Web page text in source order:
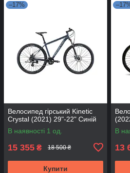
–17%
Велосипед гірський Kinetic
Crystal (2021) 29"-22" Синій
В наявності 1 од.
15 355 ₴ 18 500 ₴
Купити
В
13